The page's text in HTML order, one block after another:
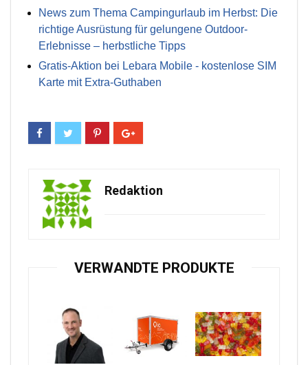
News zum Thema Campingurlaub im Herbst: Die
richtige Ausrüstung für gelungene Outdoor-
Erlebnisse – herbstliche Tipps
Gratis-Aktion bei Lebara Mobile - kostenlose SIM
Karte mit Extra-Guthaben
Redaktion
VERWANDTE PRODUKTE